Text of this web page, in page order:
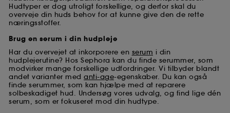
Hudtyper er dog utroligt forskellige, og derfor skal du
overveje din huds behov for at kunne give den de rette
næringsstoffer.
Brug en serum i din hudpleje
Har du overvejet at inkorporere en serum i din
hudplejerutine? Hos Sephora kan du finde serummer, som
modvirker mange forskellige udfordringer. Vi tilbyder blandt
andet varianter med anti-age-egenskaber. Du kan også
finde serummer, som kan hjælpe med at reparere
solbeskadiget hud. Undersøg vores udvalg, og find lige dén
serum, som er fokuseret mod din hudtype.